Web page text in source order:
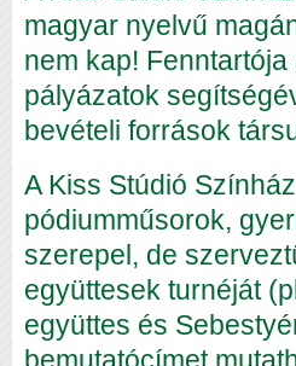
magyar nyelvű
nem kap!
pályázatok
bevételi források
A Kiss Stúdió
pódiumműsorok,
szerepel, de
együttesek turnéját
együttes és